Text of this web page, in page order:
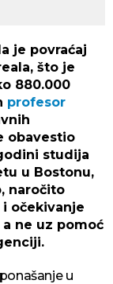
je povraćaj
što je
880.000
profesor
obavestio
studija
u Bostonu,
naročito
očekivanje
ne uz pomoć
u